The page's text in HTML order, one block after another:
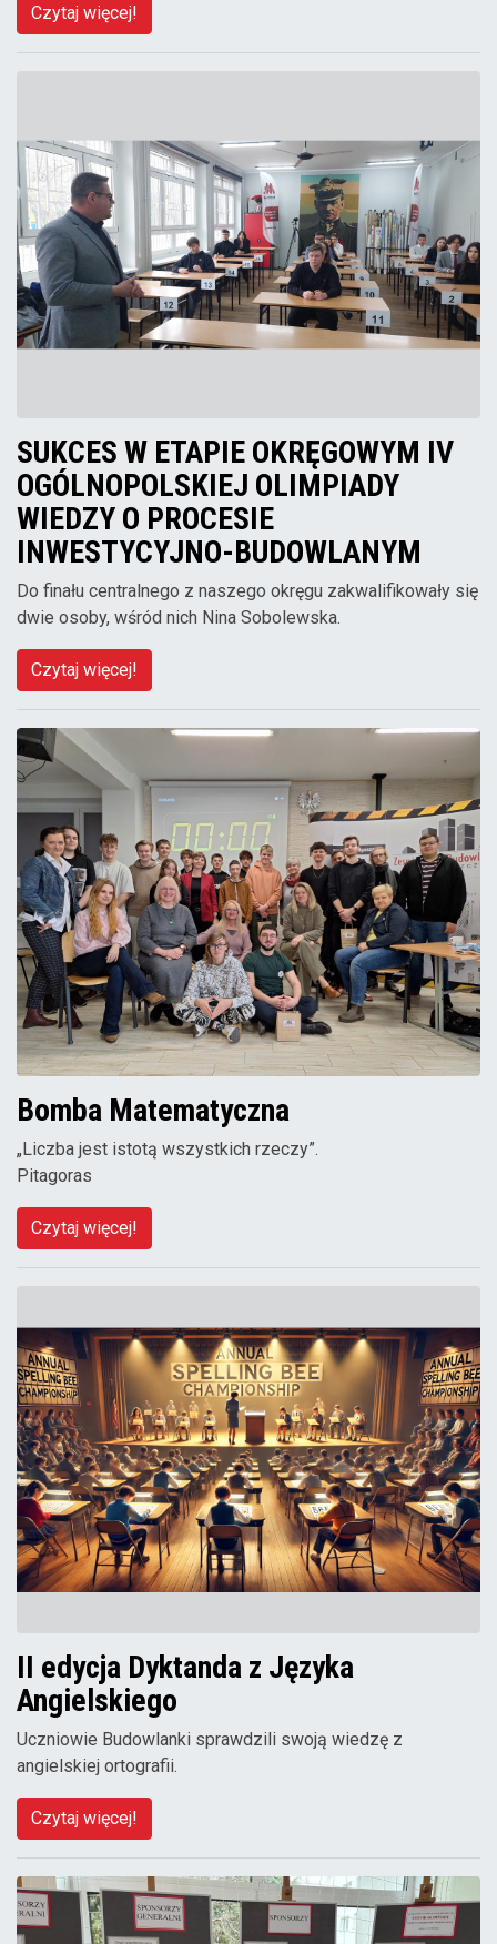
Czytaj więcej!
SUKCES W ETAPIE OKRĘGOWYM IV
OGÓLNOPOLSKIEJ OLIMPIADY
WIEDZY O PROCESIE
INWESTYCYJNO-BUDOWLANYM
Do finału centralnego z naszego okręgu zakwalifikowały się
dwie osoby, wśród nich Nina Sobolewska.
Czytaj więcej!
Bomba Matematyczna
„Liczba jest istotą wszystkich rzeczy”.
Pitagoras
Czytaj więcej!
II edycja Dyktanda z Języka
Angielskiego
Uczniowie Budowlanki sprawdzili swoją wiedzę z
angielskiej ortografii.
Czytaj więcej!